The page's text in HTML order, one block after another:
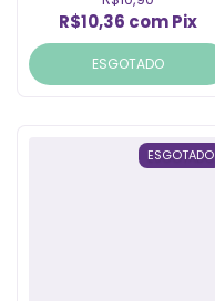
R$10,36 comPix
ESGOTADO
ESGOTADO